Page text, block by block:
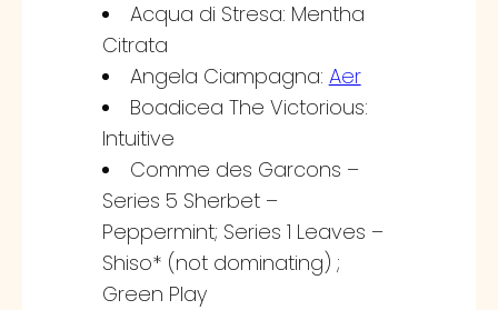
Acqua di Stresa: Mentha
Citrata
Angela Ciampagna: Aer
Boadicea The Victorious:
Intuitive
Comme des Garcons –
Series 5 Sherbet –
Peppermint; Series 1 Leaves –
Shiso* (not dominating) ;
Green Play